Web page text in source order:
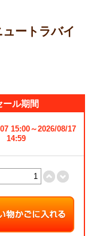
ートラバイ
ール期間
15:00～2026/08/17
14:59